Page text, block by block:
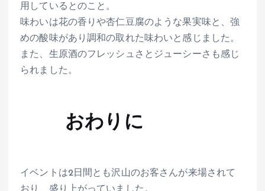
用しているとのこと。
味わいは花の香りや杏仁豆腐のような果実味と、強
めの酸味があり調和の取れた味わいと感じました。
また、生原酒のフレッシュさとジューシーさも感じ
られました。
おわりに
イベントは2日間とも沢山のお客さんが来場されて